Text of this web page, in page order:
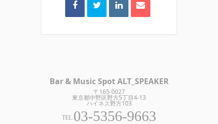
Bar & Music Spot ALT_SPEAKER
〒165-0027
東京都中野区野方5丁目4-13
ハイネス野方103
TEL.03-5356-9663